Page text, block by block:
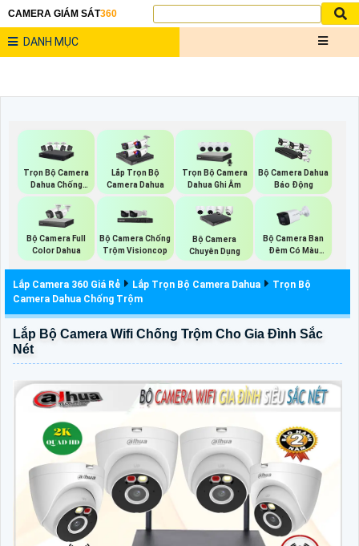
CAMERA GIÁM SÁT360
DANH MỤC
Trọn Bộ Camera
Dahua Chống
Trộm
Lắp Trọn Bộ
Camera Dahua
Trọn Bộ Camera
Dahua Ghi Âm
Bộ Camera Dahua
Báo Động
Bộ Camera Full
Color Dahua
Bộ Camera Chống
Trộm Visioncop
Bộ Camera
Chuyên Dụng
Bộ Camera Ban
Đêm Có Màu
Kbvision
Lắp Camera 360 Giá Rẻ Lắp Trọn Bộ Camera Dahua
Trọn Bộ
Camera Dahua Chống Trộm
Lắp Bộ Camera Wifi Chống Trộm Cho Gia Đình Sắc
Nét